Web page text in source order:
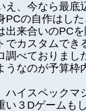
え、今なら最底
PCの自作はし
出来合いのPC
でカスタムでき
調べておりまし
うなのが予算枠
ハイスペックマ
い３Dゲームも